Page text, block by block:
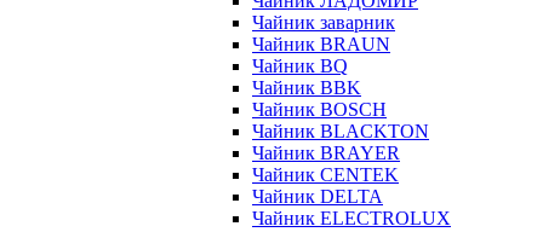
Чайник заварник
Чайник BRAUN
Чайник BQ
Чайник BBK
Чайник BOSCH
Чайник BLACKTON
Чайник BRAYER
Чайник CENTEK
Чайник DELTA
Чайник ELECTROLUX